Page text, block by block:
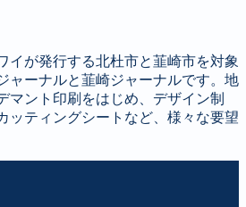
イが発行する北杜市と韮崎市を対象
ャーナルと韮崎ジャーナルです。地
マント印刷をはじめ、デザイン制
ッティングシートなど、様々な要望